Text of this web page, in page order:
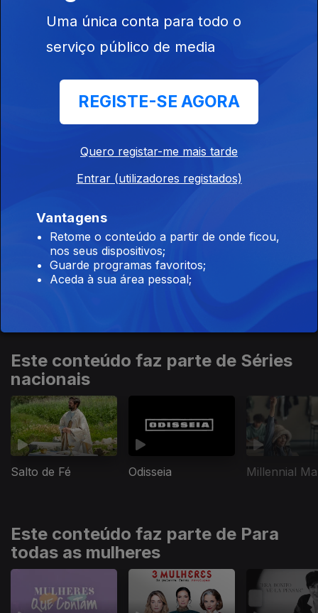
Ep. 11
448146
Este conteúdo faz parte de Séries
nacionais
Salto de Fé Odisseia Millennial
Este conteúdo faz parte de Para
todas as mulheres
Uma única conta para todo o
serviço público de media
REGISTE-SE AGORA
Quero registar-me mais tarde
Entrar (utilizadores registados)
Vantagens
Retome o conteúdo a partir de onde ficou,
nos seus dispositivos;
Guarde programas favoritos;
Aceda à sua área pessoal;